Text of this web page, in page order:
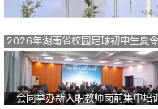
会同举办新入职教师岗前集中培